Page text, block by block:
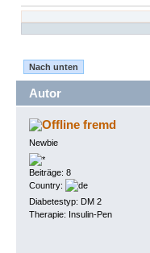
Nach unten
Autor
fremd
Newbie
Beiträge: 8
Country:
Diabetestyp: DM 2
Therapie: Insulin-Pen